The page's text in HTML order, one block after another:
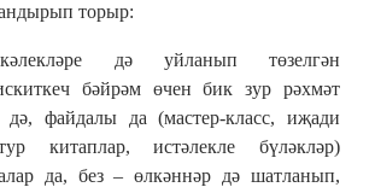
торыр:
дә уйланып төзелгән
бәйрәм өчен бик зур рәхмәт
дә, файдалы да (мастер-класс, иҗади
китаплар, истәлекле бүләкләр)
да, без – өлкәннәр дә шатланып,